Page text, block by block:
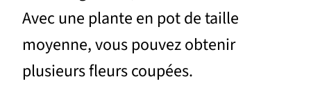
Avec une plante en pot de taille
moyenne, vous pouvez obtenir
plusieurs fleurs coupées.